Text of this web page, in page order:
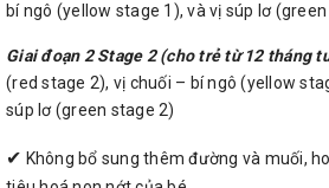
bí ngô (yellow stage 1), và vị súp lơ
Giai đoạn 2 Stage 2 (cho trẻ từ 12 tháng
(red stage 2), vị chuối – bí ngô (yellow
súp lơ (green stage 2)
✔ Không bổ sung thêm đường và muối,